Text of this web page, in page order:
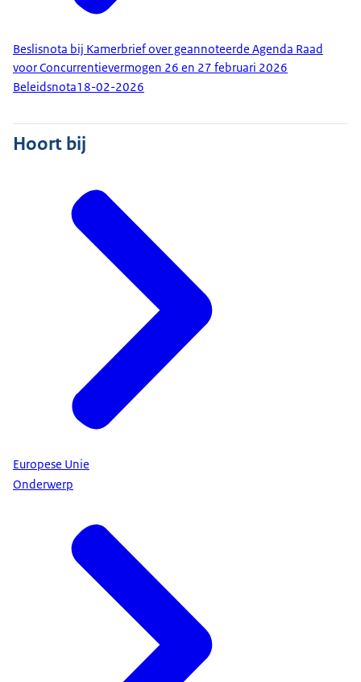
Beslisnota bij Kamerbrief over geannoteerde Agenda Raad
voor Concurrentievermogen 26 en 27 februari 2026
Beleidsnota18-02-2026
Hoort bij
Europese Unie
Onderwerp